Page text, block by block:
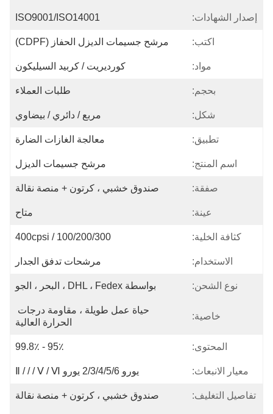
إصدار الشهادات: ISO9001/ISO14001
اكتب: مرشح جسيمات الديزل الحفاز (CDPF)
مواد: كورديريت / كربيد السيليكون
بحجم: طلبات العملاء
شكل: مربع / دائري / بيضاوي
تطبيق: معالجة الغازات الضارة
اسم المنتج: مرشح جسيمات الديزل
صفقة: صندوق خشبي ، كرتون + منصة نقالة
عينة: متاح
كثافة الخلية: 100/200/300 / 400cpsi
الاستخدام: مرشحات تدفق الجدار
نوع الشحن: بواسطة DHL ، Fedex ، البحر ، الجو
خاصية:
حياة عمل طويلة ، مقاومة درجات
الحرارة العالية
المحتوى: 95٪ - 99.8٪
معيار الانبعاث: يورو 2/3/4/5/6 يورو Ⅱ / / / Ⅴ / Ⅵ
تفاصيل التغليف: صندوق خشبي ، كرتون + منصة نقالة